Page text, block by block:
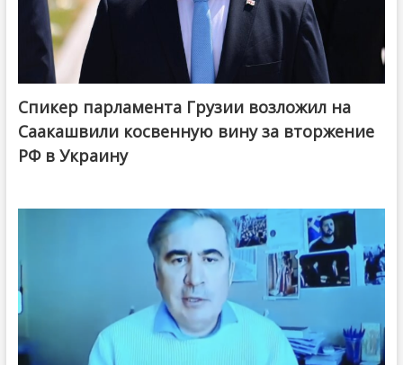
Спикер парламента Грузии возложил на
Саакашвили косвенную вину за вторжение
РФ в Украину